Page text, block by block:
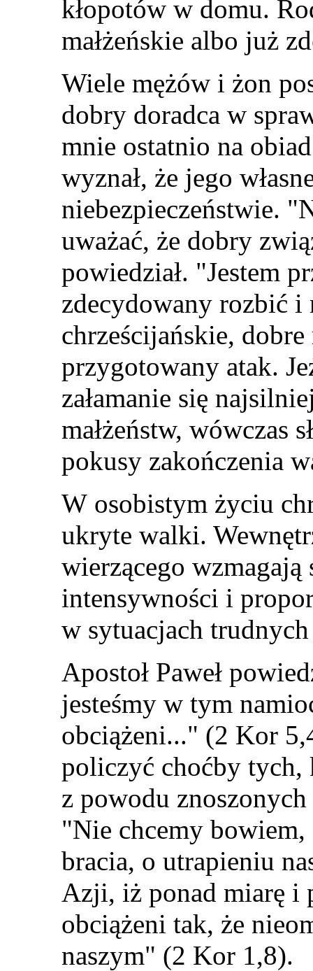
kłopotów w domu.
małżeńskie albo już
Wiele mężów i żon
dobry doradca w
mnie ostatnio na
wyznał, że jego
niebezpieczeństwie. "
uważać, że dobry
powiedział. "Jestem
zdecydowany rozbić i
chrześcijańskie, dobre
przygotowany atak.
załamanie się
małżeństw, wówczas
pokusy zakończenia
W osobistym życiu
ukryte walki.
wierzącego
intensywności i
w sytuacjach
Apostoł Paweł
jesteśmy w tym
obciążeni..." (2 Kor
policzyć choćby
z powodu znoszonych
"Nie chcemy
bracia, o utrapieniu
Azji, iż ponad miarę i
obciążeni tak, że
naszym" (2 Kor 1,8).